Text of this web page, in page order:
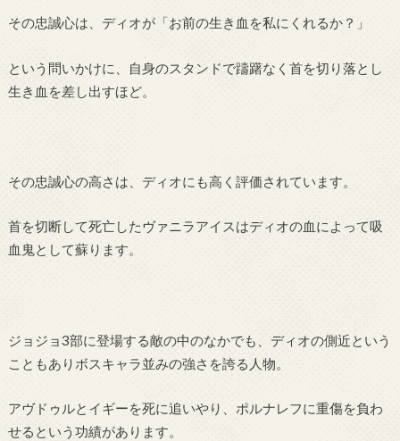
その忠誠心は、ディオが「お前の生き血を私にくれるか？」
という問いかけに、自身のスタンドで躊躇なく首を切り落とし
生き血を差し出すほど。
その忠誠心の高さは、ディオにも高く評価されています。
首を切断して死亡したヴァニラアイスはディオの血によって吸
血鬼として蘇ります。
ジョジョ3部に登場する敵の中のなかでも、ディオの側近という
こともありボスキャラ並みの強さを誇る人物。
アヴドゥルとイギーを死に追いやり、ポルナレフに重傷を負わ
せるという功績があります。